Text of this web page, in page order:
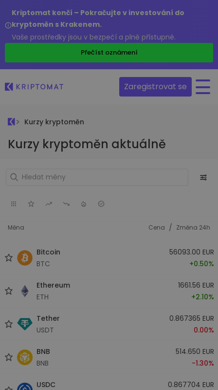
Kriptomat končí – Pokračujte v investování do
kryptoměn s Krakenem.
Vaše prostředky jsou v bezpečí a plně přístupné.
Přečíst oznámení
Zaregistrovat se
Kurzy kryptoměn
Kurzy kryptoměn aktuálně
Měna Cena / Změna 24h
Bitcoin
BTC
56093.00 EUR
+0.50%
Ethereum
ETH
1661.56 EUR
+2.10%
Tether
USDT
0.867365 EUR
0.00%
BNB
BNB
514.650 EUR
-1.30%
USDC
0.867704 EUR